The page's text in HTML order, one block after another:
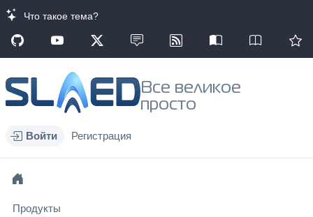
Что такое тема?
Все великое
просто
Войти Регистрация
Продукты